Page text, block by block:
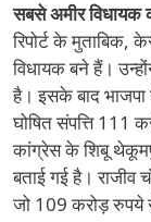
सबसे अमीर विधायक
रिपोर्ट के मुताबिक,
विधायक बने हैं।
है। इसके बाद
घोषित संपत्ति 111
कांग्रेस के शिबू
बताई गई है। राजीव
जो 109 करोड़ रुपये